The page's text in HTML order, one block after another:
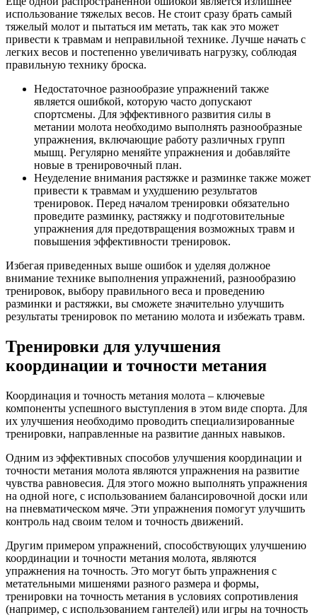
использование тяжелых весов. Не стоит сразу брать самый
тяжелый молот и пытаться им метать, так как это может
привести к травмам и неправильной технике. Лучше начать с
легких весов и постепенно увеличивать нагрузку, соблюдая
правильную технику броска.
Недостаточное разнообразие упражнений также
является ошибкой, которую часто допускают
спортсмены. Для эффективного развития силы в
метании молота необходимо выполнять разнообразные
упражнения, включающие работу различных групп
мышц. Регулярно меняйте упражнения и добавляйте
новые в тренировочный план.
Неуделение внимания растяжке и разминке также может
привести к травмам и ухудшению результатов
тренировок. Перед началом тренировки обязательно
проведите разминку, растяжку и подготовительные
упражнения для предотвращения возможных травм и
повышения эффективности тренировок.
Избегая приведенных выше ошибок и уделяя должное
внимание технике выполнения упражнений, разнообразию
тренировок, выбору правильного веса и проведению
разминки и растяжки, вы сможете значительно улучшить
результаты тренировок по метанию молота и избежать травм.
Тренировки для улучшения
координации и точности метания
Координация и точность метания молота – ключевые
компоненты успешного выступления в этом виде спорта. Для
их улучшения необходимо проводить специализированные
тренировки, направленные на развитие данных навыков.
Одним из эффективных способов улучшения координации и
точности метания молота являются упражнения на развитие
чувства равновесия. Для этого можно выполнять упражнения
на одной ноге, с использованием балансировочной доски или
на пневматическом мяче. Эти упражнения помогут улучшить
контроль над своим телом и точность движений.
Другим примером упражнений, способствующих улучшению
координации и точности метания молота, являются
упражнения на точность. Это могут быть упражнения с
метательными мишенями разного размера и формы,
тренировки на точность метания в условиях сопротивления
(например, с использованием гантелей) или игры на точность